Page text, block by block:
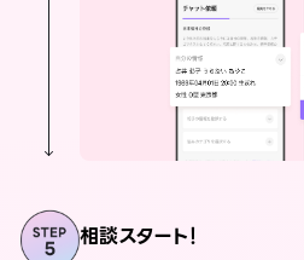
相談スタート！